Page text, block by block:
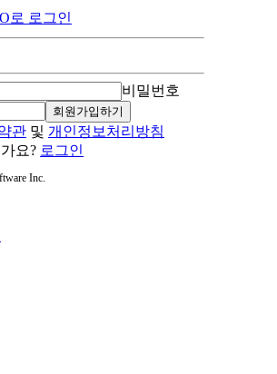
로 로그인
비밀번호
회원가입하기
관 및 개인정보처리방침
요? 로그인
Inc.